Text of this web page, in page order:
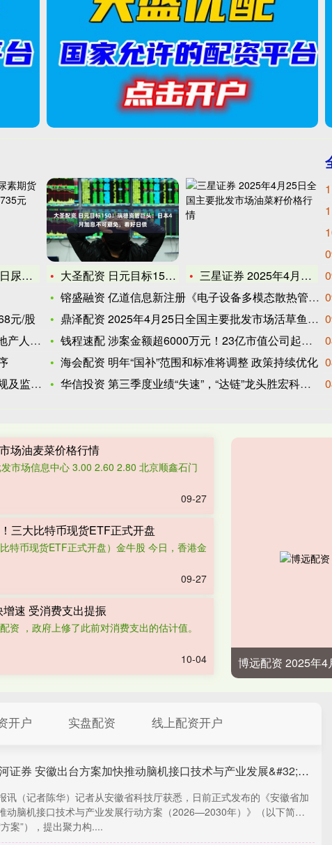
报1735元
元/股
睡2小
行信息
大圣配资 日元目标150！瑞穗资管巨头：日本4月加息不可避免
三星证券 2025年4月25日全国主要批发市场油菜籽价格行情
镕盛融资 亿道信息新注册《电子设备多模态散热管理平台V1.0
鼎泽配资 2025年4月25日全国主要批发市场活草鱼价格行情
钱程速配 涉案金额超6000万元！23亿市值公司起诉万亿“宁
海会配资 明年“国补”范围和标准将调整 政策持续优化
华信投资 第三季度业绩“失速”，“达链”龙头胜宏科技被股民戏
场油麦菜价格行情
市场信息中心 3.00 2.60 2.80 北京顺鑫石门
09-27
三大比特币现货ETF正式开盘
特币现货ETF正式开盘）金牛股 今日，香港金
09-27
速 受消费支出提振
，政府上修了此前对消费支出的估计值。
10-04 博远配资 2025年
开户 实盘配资 线上配资开户
银河证券 安徽出台方案加快推动脑机接口技术与产业发展&#32;为抢占脑机接口产业新赛道引育人才
讯（记者陈华）记者从安徽省科技厅获悉，日前正式发布的《安徽省加
动脑机接口技术与产业发展行动方案（2026—2030年）》（以下简
案”），提出聚力构....